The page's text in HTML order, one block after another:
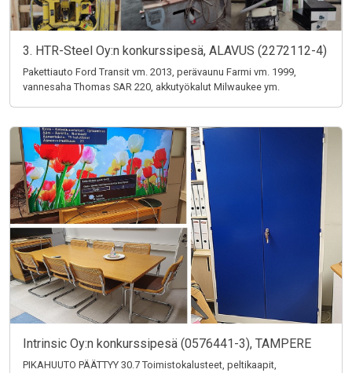
3. HTR-Steel Oy:n konkurssipesä, ALAVUS (2272112-4)
Pakettiauto Ford Transit vm. 2013, perävaunu Farmi vm. 1999,
vannesaha Thomas SAR 220, akkutyökalut Milwaukee ym.
Intrinsic Oy:n konkurssipesä (0576441-3), TAMPERE
PIKAHUUTO PÄÄTTYY 30.7 Toimistokalusteet, peltikaapit,